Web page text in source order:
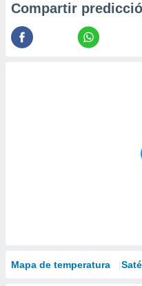
Compartir
Mapa de temperatura